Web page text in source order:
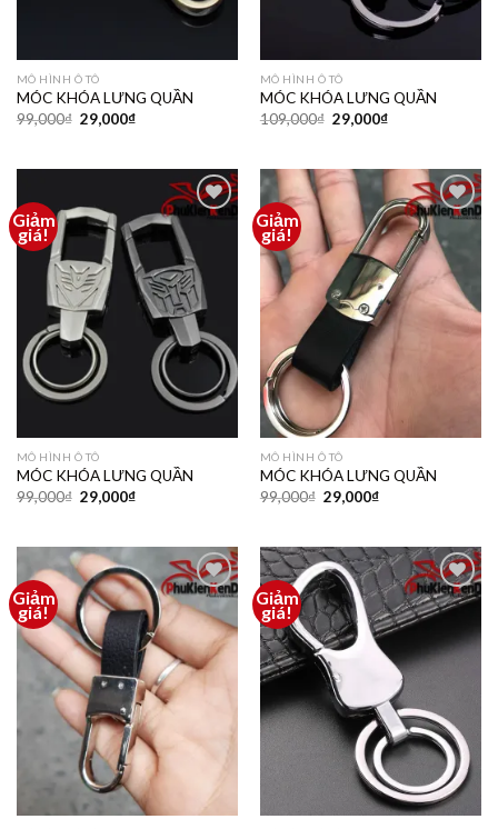
MÔ HÌNH Ô TÔ
MÓC KHÓA LƯNG QUẦN
99,000₫ 29,000₫
MÔ HÌNH Ô TÔ
MÓC KHÓA LƯNG QUẦN
109,000₫ 29,000₫
Giảm
giá!
thích
MÔ HÌNH Ô TÔ
MÓC KHÓA LƯNG QUẦN
99,000₫ 29,000₫
Giảm
giá!
Thêm
vào
yêu
thích
MÔ HÌNH Ô TÔ
MÓC KHÓA LƯNG QUẦN
99,000₫ 29,000₫
Giảm
giá!
Thêm
vào
yêu
thích
Giảm
giá!
Thêm
yêu
thích